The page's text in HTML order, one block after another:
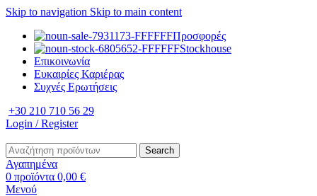
Skip to navigation Skip to main content
Προσφορές
Stockhouse
Επικοινωνία
Ευκαιρίες Καριέρας
Συχνές Ερωτήσεις
+30 210 710 56 29
Login / Register
Search
Αγαπημένα
0 προϊόντα 0,00 €
Μενού